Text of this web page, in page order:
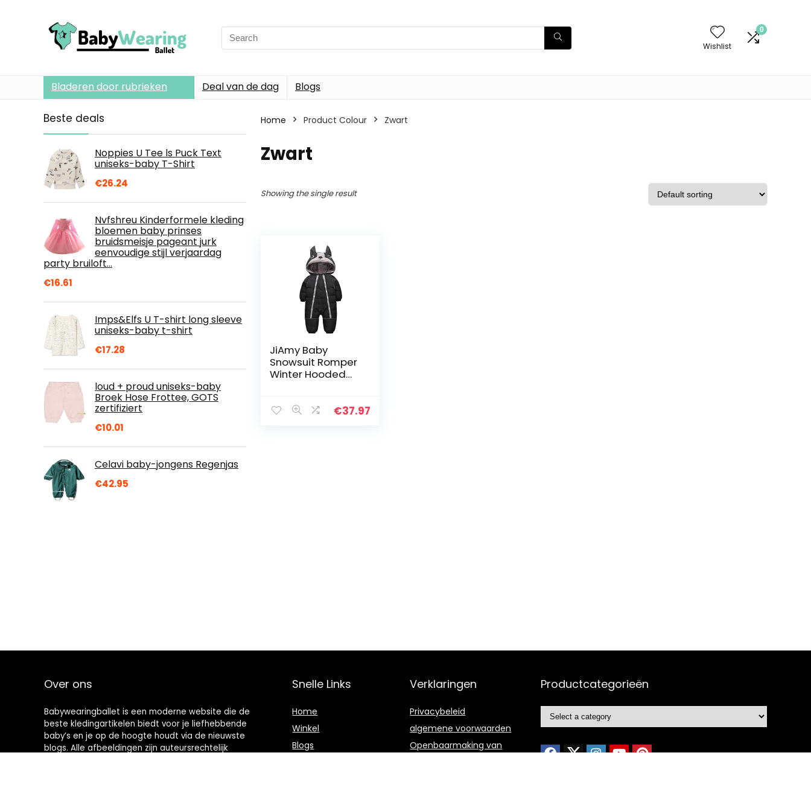
Search
for:
Wishlist
0
Bladeren door rubrieken Deal van de dag Blogs
Beste deals
Noppies U Tee ls Puck Text
uniseks-baby T-Shirt
€26.24
Nvfshreu Kinderformele kleding
bloemen baby prinses
bruidsmeisje pageant jurk
eenvoudige stijl verjaardag
party bruiloft…
€16.61
Imps&Elfs U T-shirt long sleeve
uniseks-baby t-shirt
€17.28
loud + proud uniseks-baby
Broek Hose Frottee, GOTS
zertifiziert
€10.01
Celavi baby-jongens Regenjas
€42.95
Home Product Colour Zwart
Zwart
Showing the single result
JiAmy Baby
Snowsuit Romper
Winter Hooded
Baby Sneeuw€37.97
Over ons
Babywearingballet is een moderne website die de
beste kledingartikelen biedt voor je liefhebbende
baby’s en je op de hoogte houdt via de nieuwste
blogs. Alle afbeeldingen zijn auteursrechtelijk
Snelle Links
Home
Winkel
Blogs
Verklaringen
Privacybeleid
algemene voorwaarden
Openbaarmaking van
filialen
Productcategorieën